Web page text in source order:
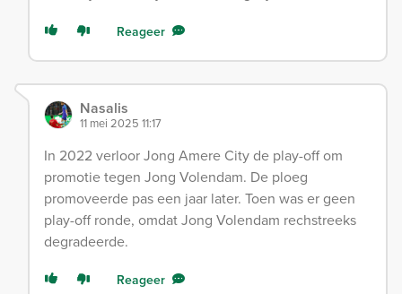
Reageer
Nasalis
11 mei 2025 11:17
In 2022 verloor Jong Amere City de play-off om
promotie tegen Jong Volendam. De ploeg
promoveerde pas een jaar later. Toen was er geen
play-off ronde, omdat Jong Volendam rechstreeks
degradeerde.
Reageer